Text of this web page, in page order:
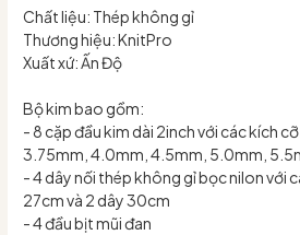
Chất liệu: Thép không gỉ
Thương hiệu: KnitPro
Xuất xứ: Ấn Độ
Bộ kim bao gồm:
- 8 cặp đầu kim dài 2inch với các kích
3.75mm, 4.0mm, 4.5mm, 5.0mm,
- 4 dây nối thép không gỉ bọc nilon với
27cm và 2 dây 30cm
- 4 đầu bịt mũi đan